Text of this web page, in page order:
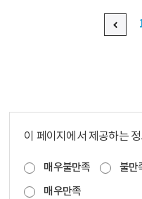
이 페이지에서 제공하는
매우불만족 불만
매우만족